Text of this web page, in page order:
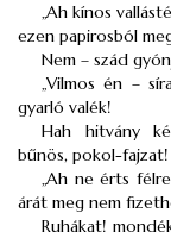
„Ah kínos
ezen papirosból
Nem – szád
„Vilmos én –
gyarló valék!
Hah hitvány
bűnös, pokol-fajzat!
„Ah ne érts
árát meg nem
Ruhákat!